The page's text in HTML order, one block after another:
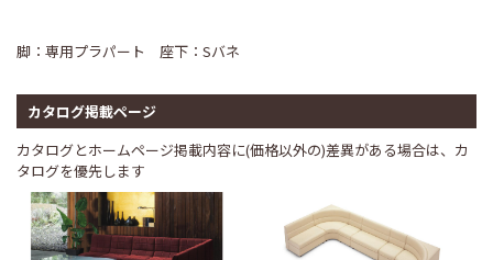
脚：専用プラパート 座下：Sバネ
カタログ掲載ページ
カタログとホームページ掲載内容に(価格以外の)差異がある場合は、カ
タログを優先します